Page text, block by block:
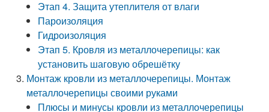
Этап 4. Защита утеплителя от влаги
Пароизоляция
Гидроизоляция
Этап 5. Кровля из металлочерепицы: как
установить шаговую обрешётку
Монтаж кровли из металлочерепицы. Монтаж
металлочерепицы своими руками
Плюсы и минусы кровли из металлочерепицы